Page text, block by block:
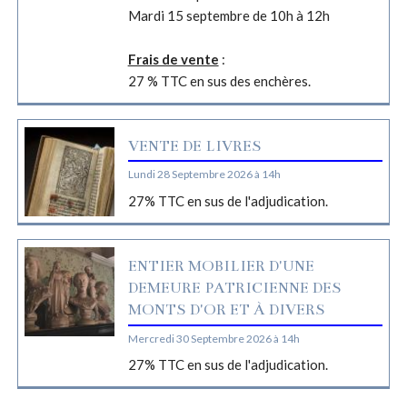
Mardi 15 septembre de 10h à 12h
Frais de vente :
27 % TTC en sus des enchères.
VENTE DE LIVRES
Lundi 28 Septembre 2026 à 14h
27% TTC en sus de l'adjudication.
ENTIER MOBILIER D'UNE
DEMEURE PATRICIENNE DES
MONTS D'OR ET À DIVERS
Mercredi 30 Septembre 2026 à 14h
27% TTC en sus de l'adjudication.